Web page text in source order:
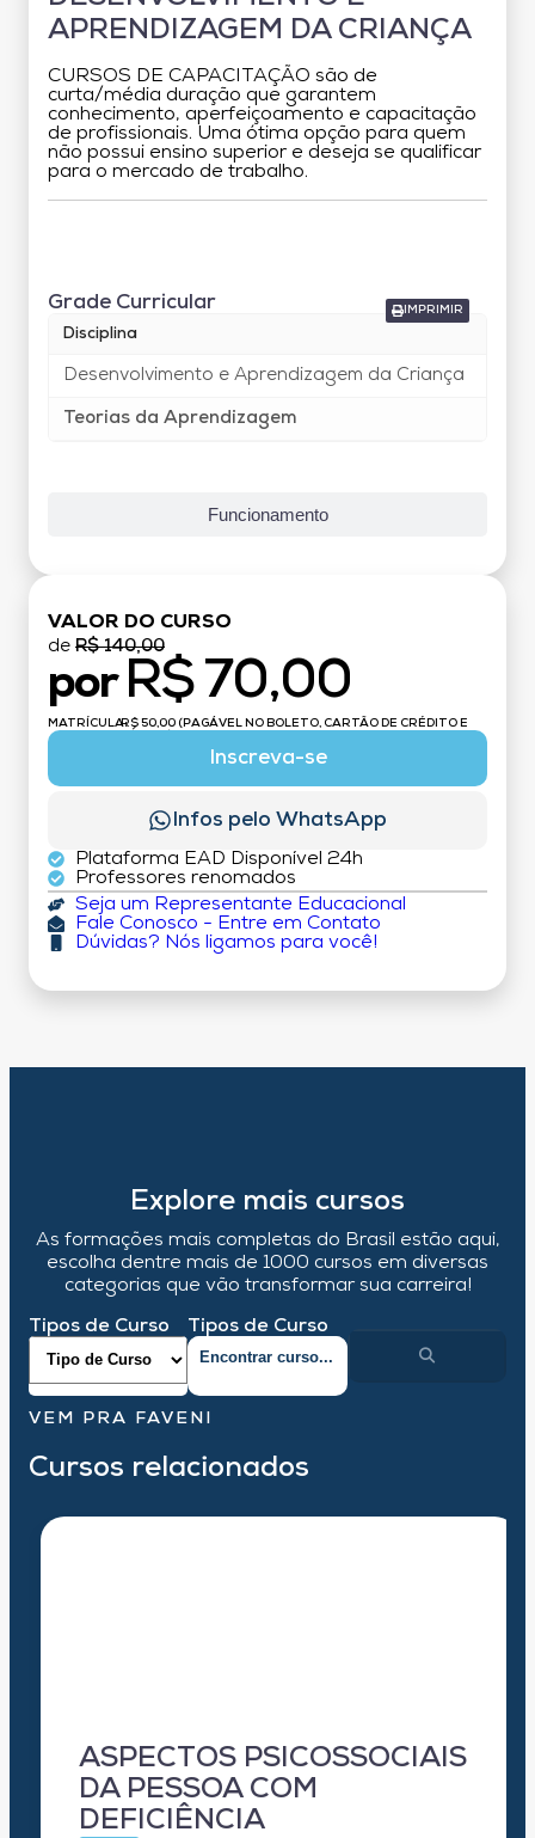
APRENDIZAGEM DA CRIANÇA
CURSOS DE CAPACITAÇÃO são de
curta/média duração que garantem
conhecimento, aperfeiçoamento e capacitação
de profissionais. Uma ótima opção para quem
não possui ensino superior e deseja se qualificar
para o mercado de trabalho.
Funcionamento
IMPRIMIR
Grade Curricular
Disciplina
Desenvolvimento e Aprendizagem da Criança
Teorias da Aprendizagem
VALOR DO CURSO
de R$ 140,00
por R$ 70,00
MATRÍCULA:R$ 50,00 (PAGÁVEL NO BOLETO, CARTÃO DE CRÉDITO E
Inscreva-se
Infos pelo WhatsApp
Plataforma EAD Disponível 24h
Professores renomados
Seja um Representante Educacional
Fale Conosco - Entre em Contato
Dúvidas? Nós ligamos para você!
Explore mais cursos
As formações mais completas do Brasil estão aqui,
escolha dentre mais de 1000 cursos em diversas
categorias que vão transformar sua carreira!
Tipos de Curso Tipos de Curso
VEM PRA FAVENI
Cursos relacionados
ASPECTOS PSICOSSOCIAIS
DA PESSOA COM
DEFICIÊNCIA